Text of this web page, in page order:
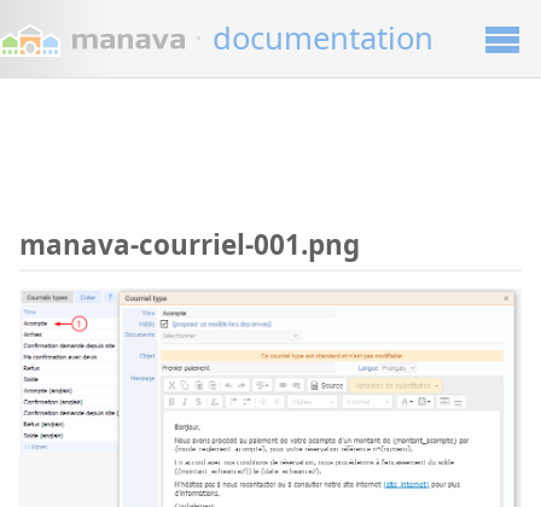
· documentation
manava-courriel-001.png